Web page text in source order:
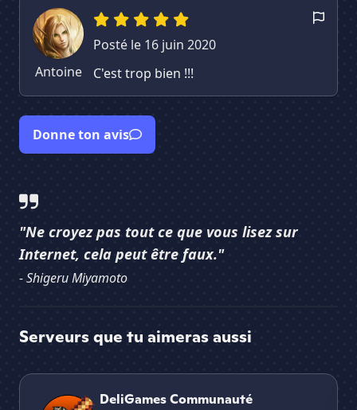
Antoine
Posté le 16 juin 2020
C'est trop bien !!!
Donne ton avis
"Ne croyez pas tout ce que vous lisez sur
Internet, cela peut être faux."
- Shigeru Miyamoto
Serveurs que tu aimeras aussi
DeliGames Communauté
DeliGames Communauté